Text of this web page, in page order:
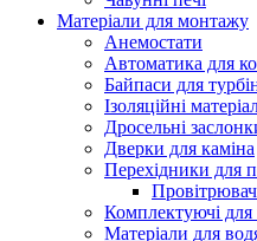
Матеріали для монтажу
Анемостати
Автоматика для
Байпаси для
Ізоляційні
Дросельні
Дверки для каміна
Перехідники для
Комплектуючі для
Матеріали для